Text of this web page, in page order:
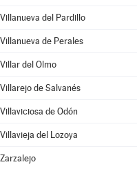
Villanueva del Pardillo
Villanueva de Perales
Villar del Olmo
Villarejo de Salvanés
Villaviciosa de Odón
Villavieja del Lozoya
Zarzalejo